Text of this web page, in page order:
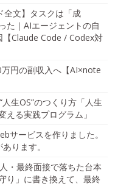
全文】タスクは「成
た｜AIエージェントの自
Claude Code / Codex対
円の副収入へ【AI×note
生OS”のつくり方「人生
える実践プログラム」
サービスを作りました。
ります。
・最終面接で落ちた台本
り」に書き換えて、最終